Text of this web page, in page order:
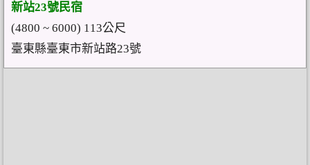
新站23號民宿
(4800 ~ 6000) 113公尺
臺東縣臺東市新站路23號